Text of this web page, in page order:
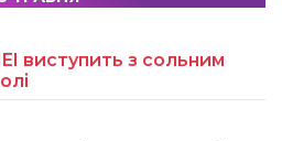
виступить з сольним